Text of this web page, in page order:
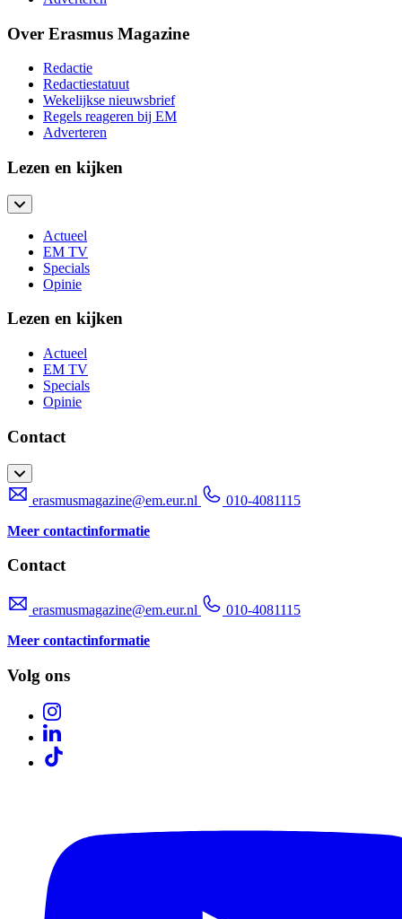
Over Erasmus Magazine
Redactie
Redactiestatuut
Wekelijkse nieuwsbrief
Regels reageren bij EM
Adverteren
Lezen en kijken
Actueel
EM TV
Specials
Opinie
Lezen en kijken
Actueel
EM TV
Specials
Opinie
Contact
erasmusmagazine@em.eur.nl
010-4081115
Meer contactinformatie
Contact
erasmusmagazine@em.eur.nl
010-4081115
Meer contactinformatie
Volg ons